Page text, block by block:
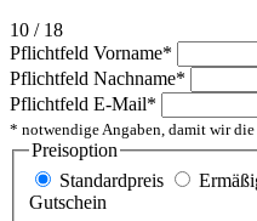
10 / 18
Pflichtfeld Vorname*
Pflichtfeld Nachname*
Pflichtfeld E-Mail*
* notwendige Angaben, damit wir
Preisoption
Standardpreis
Gutschein